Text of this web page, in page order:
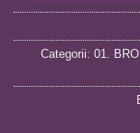
Categorii: 01.